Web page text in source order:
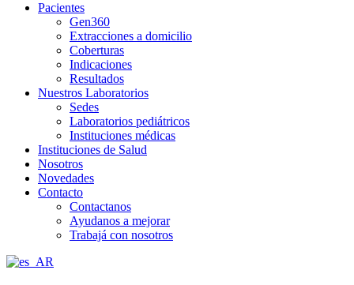
Pacientes
Gen360
Extracciones a domicilio
Coberturas
Indicaciones
Resultados
Nuestros Laboratorios
Sedes
Laboratorios pediátricos
Instituciones médicas
Instituciones de Salud
Nosotros
Novedades
Contacto
Contactanos
Ayudanos a mejorar
Trabajá con nosotros